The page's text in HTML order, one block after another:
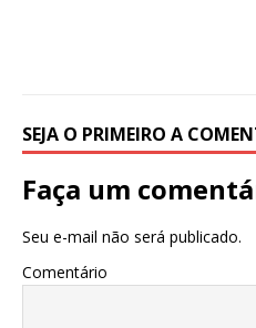
SEJA O PRIMEIRO A
Faça um
Seu e-mail não será publicado.
Comentário